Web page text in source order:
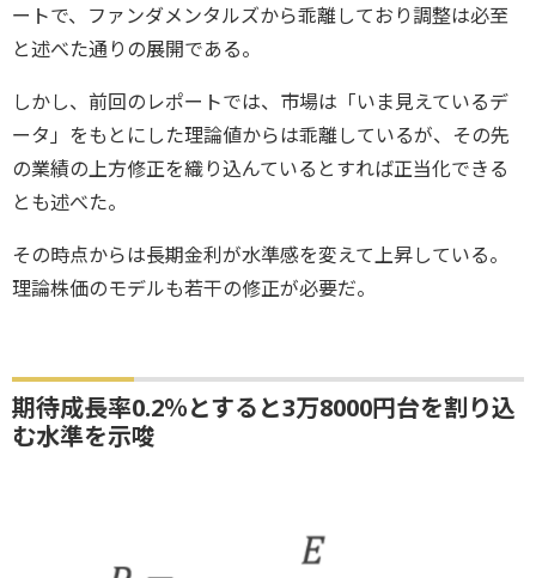
ートで、ファンダメンタルズから乖離しており調整は必至
と述べた通りの展開である。
しかし、前回のレポートでは、市場は「いま見えているデ
ータ」をもとにした理論値からは乖離しているが、その先
の業績の上方修正を織り込んているとすれば正当化できる
とも述べた。
その時点からは長期金利が水準感を変えて上昇している。
理論株価のモデルも若干の修正が必要だ。
期待成長率0.2％とすると3万8000円台を割り込
む水準を示唆